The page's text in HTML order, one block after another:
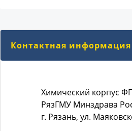
Контактная информация
Химический корпус
РязГМУ Минздрава
г. Рязань, ул.